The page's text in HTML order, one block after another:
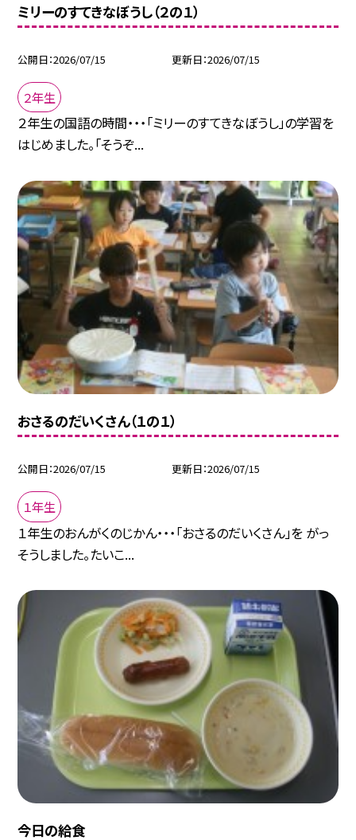
ミリーのすてきなぼうし（２の１）
公開日 2026/07/15 更新日 2026/07/15
２年生
２年生の国語の時間・・・「ミリーのすてきなぼうし」の学習を
はじめました。「そうぞ...
おさるのだいくさん（１の１）
公開日 2026/07/15 更新日 2026/07/15
１年生
１年生のおんがくのじかん・・・「おさるのだいくさん」を がっ
そうしました。たいこ...
今日の給食